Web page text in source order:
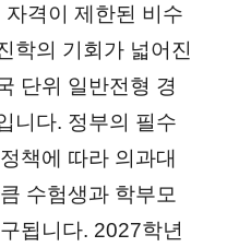
격이 제한된 비수
학의 기회가 넓어진
단위 일반전형 경
니다. 정부의 필수
책에 따라 의과대
수험생과 학부모
됩니다. 2027학년